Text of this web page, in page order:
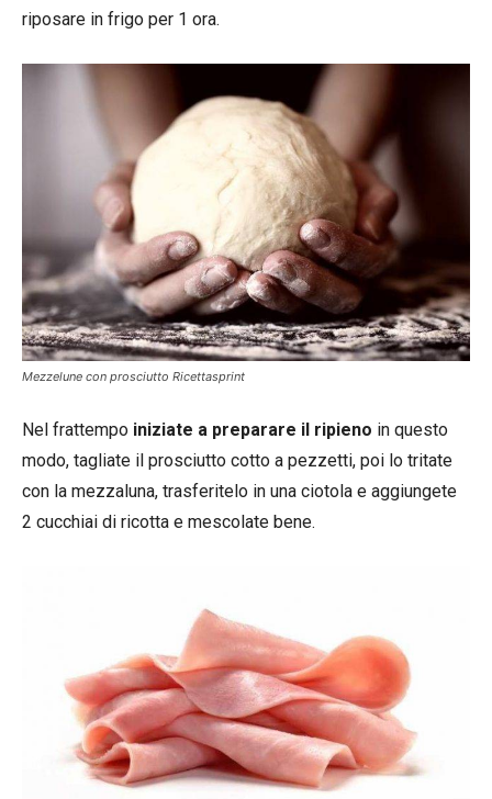
riposare in frigo per 1 ora.
Mezzelune con prosciutto Ricettasprint
Nel frattempo iniziate a preparare il ripieno in questo
modo, tagliate il prosciutto cotto a pezzetti, poi lo tritate
con la mezzaluna, trasferitelo in una ciotola e aggiungete
2 cucchiai di ricotta e mescolate bene.